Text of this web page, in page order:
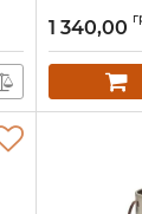
20л,
Артикул:
1 340,00